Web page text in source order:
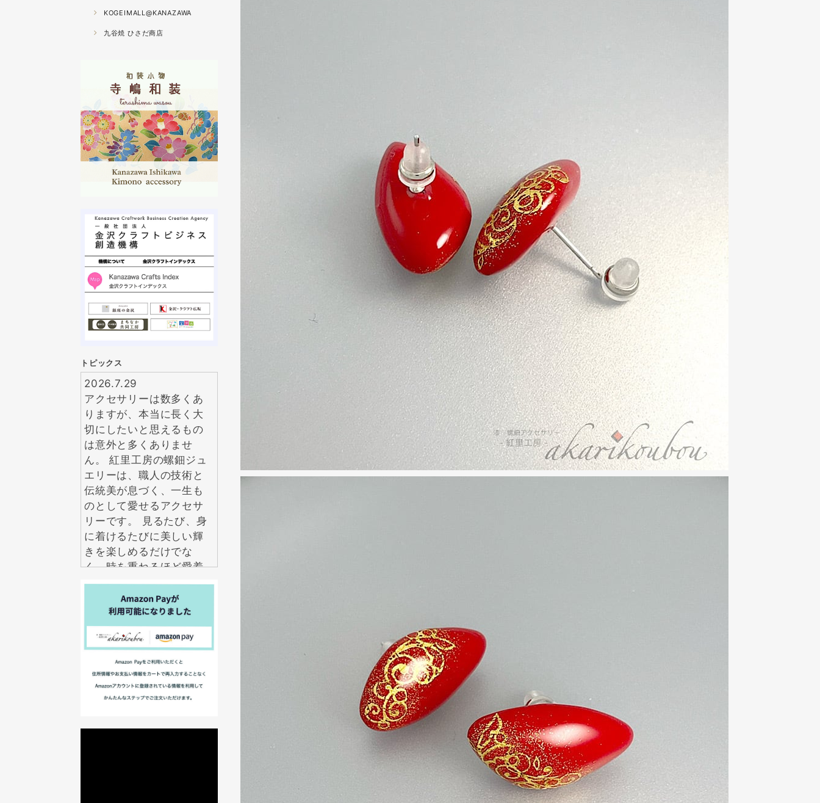
KOGEIMALL@KANAZAWA
九谷焼 ひさだ商店
トピックス
2026.7.29
アクセサリーは数多くあ
りますが、本当に長く大
切にしたいと思えるもの
は意外と多くありませ
ん。 紅里工房の螺鈿ジュ
エリーは、職人の技術と
伝統美が息づく、一生も
のとして愛せるアクセサ
リーです。 見るたび、身
に着けるたびに美しい輝
きを楽しめるだけでな
く、時を重ねるほど愛着
も深まります。 毎日の自
分を少し誇らしくしてく
れる特別な一品を、ぜひ
手に取ってみてくださ
い。
2026.7.22
伝統工芸というと特別な